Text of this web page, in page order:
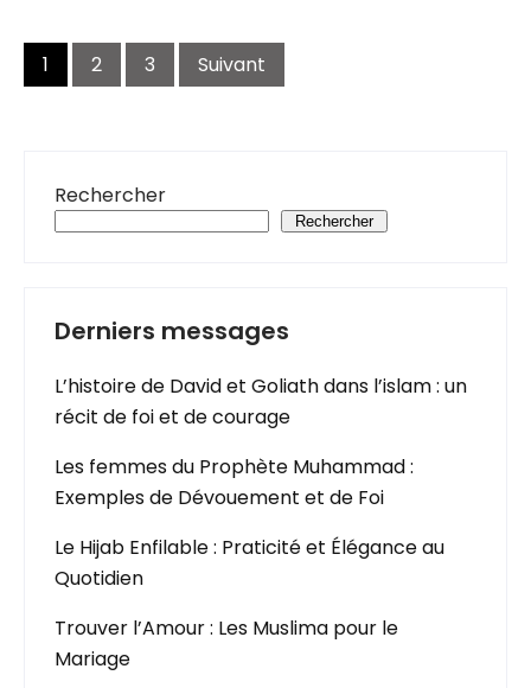
Navigation
des
articles
1 2 3 Suivant
Rechercher
Rechercher
Derniers messages
L’histoire de David et Goliath dans l’islam : un
récit de foi et de courage
Les femmes du Prophète Muhammad :
Exemples de Dévouement et de Foi
Le Hijab Enfilable : Praticité et Élégance au
Quotidien
Trouver l’Amour : Les Muslima pour le
Mariage